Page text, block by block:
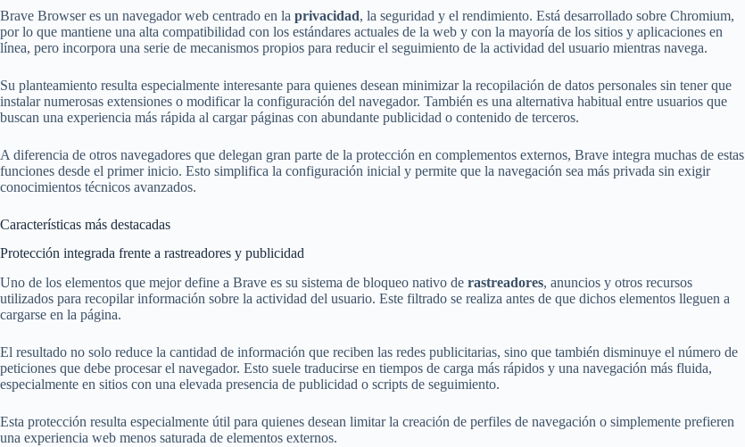
Brave Browser es un navegador web centrado en la privacidad, la seguridad y el rendimiento. Está desarrollado sobre Chromium,
por lo que mantiene una alta compatibilidad con los estándares actuales de la web y con la mayoría de los sitios y aplicaciones en
línea, pero incorpora una serie de mecanismos propios para reducir el seguimiento de la actividad del usuario mientras navega.
Su planteamiento resulta especialmente interesante para quienes desean minimizar la recopilación de datos personales sin tener que
instalar numerosas extensiones o modificar la configuración del navegador. También es una alternativa habitual entre usuarios que
buscan una experiencia más rápida al cargar páginas con abundante publicidad o contenido de terceros.
A diferencia de otros navegadores que delegan gran parte de la protección en complementos externos, Brave integra muchas de estas
funciones desde el primer inicio. Esto simplifica la configuración inicial y permite que la navegación sea más privada sin exigir
conocimientos técnicos avanzados.
Características más destacadas
Protección integrada frente a rastreadores y publicidad
Uno de los elementos que mejor define a Brave es su sistema de bloqueo nativo de rastreadores, anuncios y otros recursos
utilizados para recopilar información sobre la actividad del usuario. Este filtrado se realiza antes de que dichos elementos lleguen a
cargarse en la página.
El resultado no solo reduce la cantidad de información que reciben las redes publicitarias, sino que también disminuye el número de
peticiones que debe procesar el navegador. Esto suele traducirse en tiempos de carga más rápidos y una navegación más fluida,
especialmente en sitios con una elevada presencia de publicidad o scripts de seguimiento.
Esta protección resulta especialmente útil para quienes desean limitar la creación de perfiles de navegación o simplemente prefieren
una experiencia web menos saturada de elementos externos.